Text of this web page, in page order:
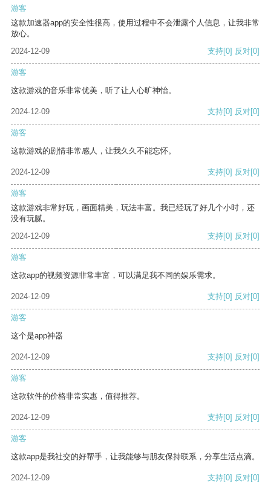
游客
这款加速器app的安全性很高，使用过程中不会泄露个人信息，让我非常
放心。
2024-12-09
支持[0] 反对[0]
游客
这款游戏的音乐非常优美，听了让人心旷神怡。
2024-12-09 支持[0] 反对[0]
游客
这款游戏的剧情非常感人，让我久久不能忘怀。
2024-12-09 支持[0] 反对[0]
游客
这款游戏非常好玩，画面精美，玩法丰富。我已经玩了好几个小时，还
没有玩腻。
2024-12-09
支持[0] 反对[0]
游客
这款app的视频资源非常丰富，可以满足我不同的娱乐需求。
2024-12-09 支持[0] 反对[0]
游客
这个是app神器
2024-12-09 支持[0] 反对[0]
游客
这款软件的价格非常实惠，值得推荐。
2024-12-09 支持[0] 反对[0]
游客
这款app是我社交的好帮手，让我能够与朋友保持联系，分享生活点滴。
2024-12-09 支持[0] 反对[0]